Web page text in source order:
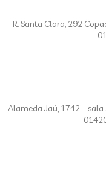
R. Santa Clara, 292
Alameda Jaú, 1742 – sala